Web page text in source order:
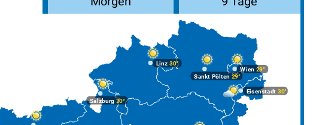
Linz 30°
Salzburg30°
Wien 29°
Eisenstadt 30°
Sankt Pölten 29°